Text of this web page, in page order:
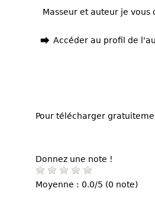
Masseur et auteur je
Accéder au profil de
Pour télécharger
Donnez une note !
Moyenne : 0.0/5 (0 note)